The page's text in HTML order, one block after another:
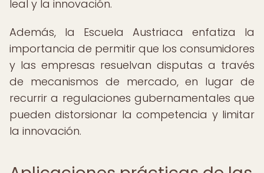
leal y la innovación.
Además, la Escuela Austriaca enfatiza la
importancia de permitir que los consumidores
y las empresas resuelvan disputas a través
de mecanismos de mercado, en lugar de
recurrir a regulaciones gubernamentales que
pueden distorsionar la competencia y limitar
la innovación.